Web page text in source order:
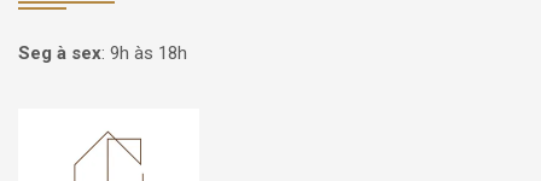
Seg à sex: 9h às 18h
Página inicial